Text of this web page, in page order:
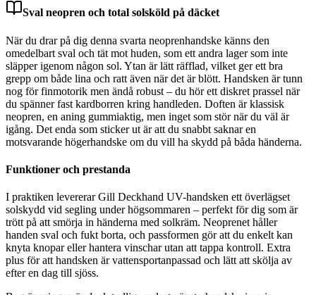
Sval neopren och total solsköld på däcket
När du drar på dig denna svarta neoprenhandske känns den
omedelbart sval och tät mot huden, som ett andra lager som inte
släpper igenom någon sol. Ytan är lätt räfflad, vilket ger ett bra
grepp om både lina och ratt även när det är blött. Handsken är tunn
nog för finmotorik men ändå robust – du hör ett diskret prassel när
du spänner fast kardborren kring handleden. Doften är klassisk
neopren, en aning gummiaktig, men inget som stör när du väl är
igång. Det enda som sticker ut är att du snabbt saknar en
motsvarande högerhandske om du vill ha skydd på båda händerna.
Funktioner och prestanda
I praktiken levererar Gill Deckhand UV-handsken ett överlägset
solskydd vid segling under högsommaren – perfekt för dig som är
trött på att smörja in händerna med solkräm. Neoprenet håller
handen sval och fukt borta, och passformen gör att du enkelt kan
knyta knopar eller hantera vinschar utan att tappa kontroll. Extra
plus för att handsken är vattensportanpassad och lätt att skölja av
efter en dag till sjöss.